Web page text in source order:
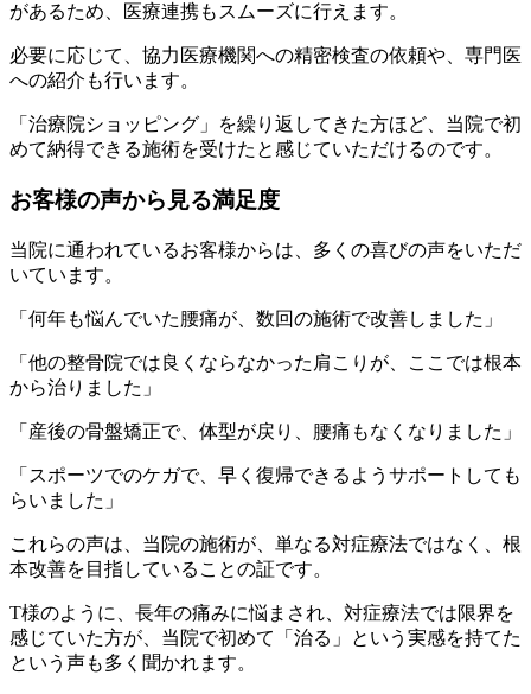
があるため、医療連携もスムーズに行えます。
必要に応じて、協力医療機関への精密検査の依頼や、専門医
への紹介も行います。
「治療院ショッピング」を繰り返してきた方ほど、当院で初
めて納得できる施術を受けたと感じていただけるのです。
お客様の声から見る満足度
当院に通われているお客様からは、多くの喜びの声をいただ
いています。
「何年も悩んでいた腰痛が、数回の施術で改善しました」
「他の整骨院では良くならなかった肩こりが、ここでは根本
から治りました」
「産後の骨盤矯正で、体型が戻り、腰痛もなくなりました」
「スポーツでのケガで、早く復帰できるようサポートしても
らいました」
これらの声は、当院の施術が、単なる対症療法ではなく、根
本改善を目指していることの証です。
T様のように、長年の痛みに悩まされ、対症療法では限界を
感じていた方が、当院で初めて「治る」という実感を持てた
という声も多く聞かれます。